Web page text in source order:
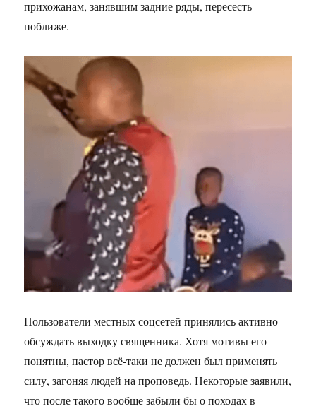
прихожанам, занявшим задние ряды, пересесть
поближе.
Пользователи местных соцсетей принялись активно
обсуждать выходку священника. Хотя мотивы его
понятны, пастор всё-таки не должен был применять
силу, загоняя людей на проповедь. Некоторые заявили,
что после такого вообще забыли бы о походах в